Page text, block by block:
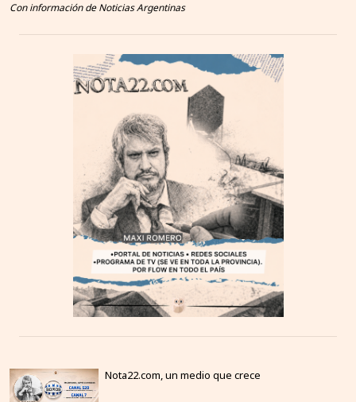
Con información de Noticias Argentinas
Nota22.com, un medio que crece